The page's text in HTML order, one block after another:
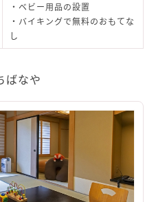
・ベビー用品の設置
・バイキングで無料のおもてな
し
ばなや